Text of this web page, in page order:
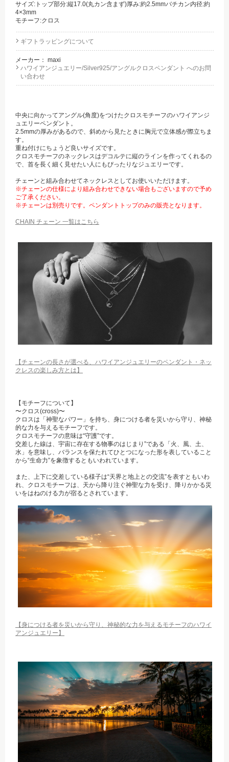
サイズ:トップ部分:縦17.0(丸カン含まず)厚み:約2.5mmバチカン内径:約
4×3mm
モチーフ:クロス
ギフトラッピングについて
メーカー： maxi
ハワイアンジュエリー/Silver925/アングルクロスペンダント へのお問
い合わせ
中央に向かってアングル(角度)をつけたクロスモチーフのハワイアンジ
ュエリーペンダント。
2.5mmの厚みがあるので、斜めから見たときに胸元で立体感が際立ちま
す。
重ね付けにちょうど良いサイズです。
クロスモチーフのネックレスはデコルテに縦のラインを作ってくれるの
で、首を長く細く見せたい人にもぴったりなジュエリーです。
チェーンと組み合わせてネックレスとしてお使いいただけます。
※チェーンの仕様により組み合わせできない場合もございますので予め
ご了承ください。
※チェーンは別売りです。ペンダントトップのみの販売となります。
CHAIN チェーン 一覧はこちら
【チェーンの長さが選べる、ハワイアンジュエリーのペンダント・ネッ
クレスの楽しみ方とは】
【モチーフについて】
〜クロス(cross)〜
クロスは「神聖なパワー」を持ち、身につける者を災いから守り、神秘
的な力を与えるモチーフです。
クロスモチーフの意味は“守護”です。
交差した線は、宇宙に存在する物事のはじまり”である「火、風、土、
水」を意味し、バランスを保たれてひとつになった形を表していること
から“生命力”を象徴するともいわれています。
また、上下に交差している様子は“天界と地上との交流”を表すともいわ
れ、クロスモチーフは、天から降り注ぐ神聖な力を受け、降りかかる災
いをはねのける力が宿るとされています。
【身につける者を災いから守り、神秘的な力を与えるモチーフのハワイ
アンジュエリー】